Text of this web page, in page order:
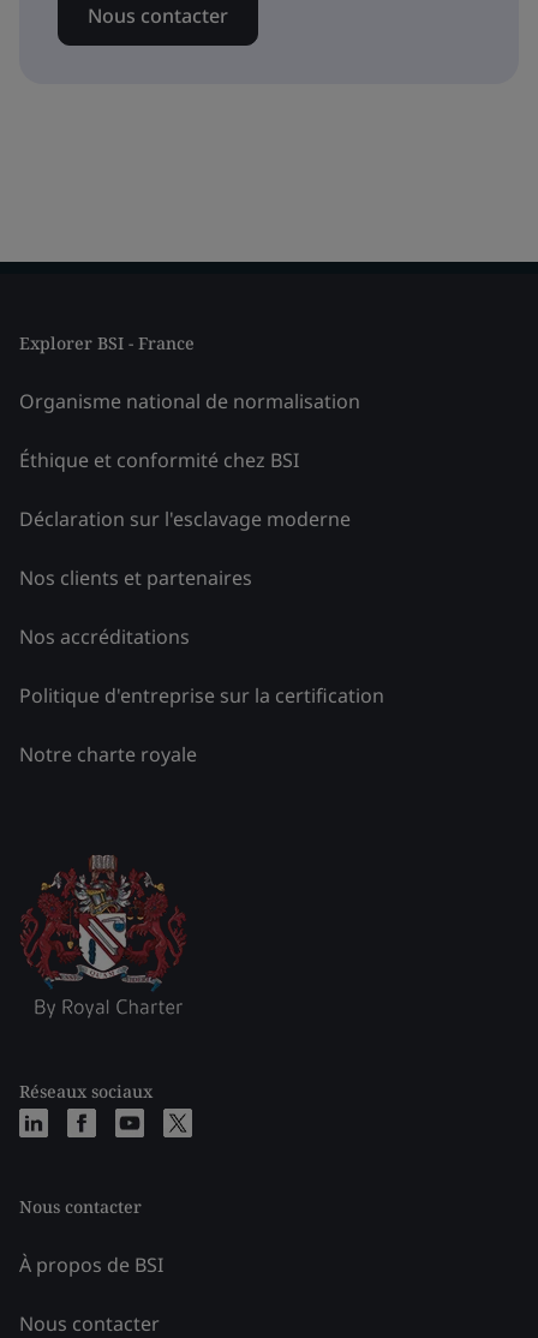
Nous contacter
Explorer BSI - France
Organisme national de normalisation
Éthique et conformité chez BSI
Déclaration sur l'esclavage moderne
Nos clients et partenaires
Nos accréditations
Politique d'entreprise sur la certification
Notre charte royale
Réseaux sociaux
Nous contacter
À propos de BSI
Nous contacter